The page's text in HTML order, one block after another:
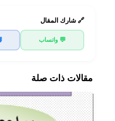
🔗 شارك المقال
💬 واتساب
مقالات ذات صلة